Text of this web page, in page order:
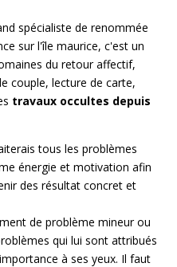
spécialiste de renommée
sur l'île maurice, c'est un
du retour affectif,
couple, lecture de carte,
travaux occultes depuis
tous les problèmes
énergie et motivation afin
des résultat concret et
de problème mineur ou
qui lui sont attribués
à ses yeux. Il faut